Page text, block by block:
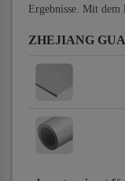
Ergebnisse. Mit dem
ZHEJIANG